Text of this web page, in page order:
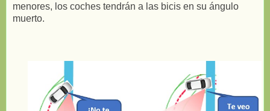
menores, los coches tendrán a las bicis en su ángulo
muerto.